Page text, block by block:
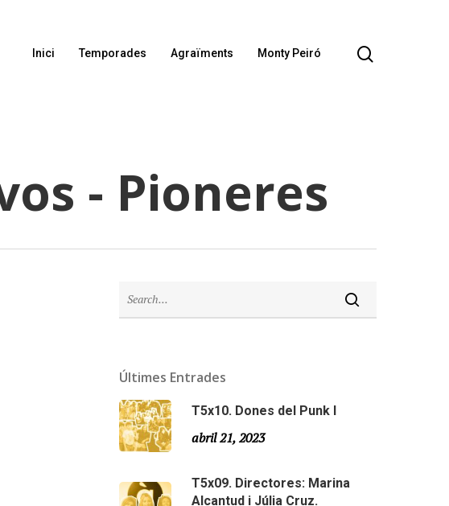
Inici Temporades Agraïments Monty Peiró
- Pioneres
Últimes Entrades
T5x10. Dones del Punk I
abril 21, 2023
T5x09. Directores: Marina
Alcantud i Júlia Cruz.